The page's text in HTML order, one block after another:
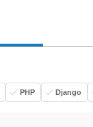
PHP Django